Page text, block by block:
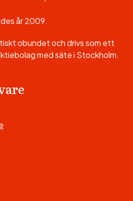
år 2009.
obundet och drivs som ett
med säte i Stockholm.